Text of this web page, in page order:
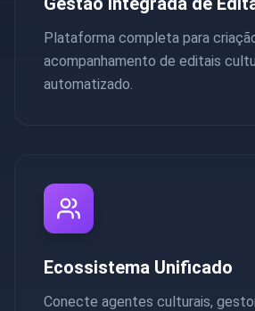
Plataforma completa para
acompanhamento de editais
automatizado.
Ecossistema Unificado
Conecte agentes culturais,